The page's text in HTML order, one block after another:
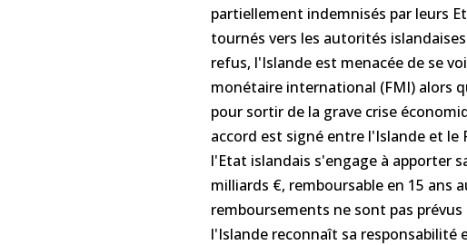
partiellement indemnisés par leurs
tournés vers les autorités
refus, l'Islande est menacée de se
monétaire international (FMI) alors
pour sortir de la grave crise
accord est signé entre l'Islande et le
l'Etat islandais s'engage à apporter
milliards €, remboursable en 15 ans
remboursements ne sont pas
l'Islande reconnaît sa responsabilité